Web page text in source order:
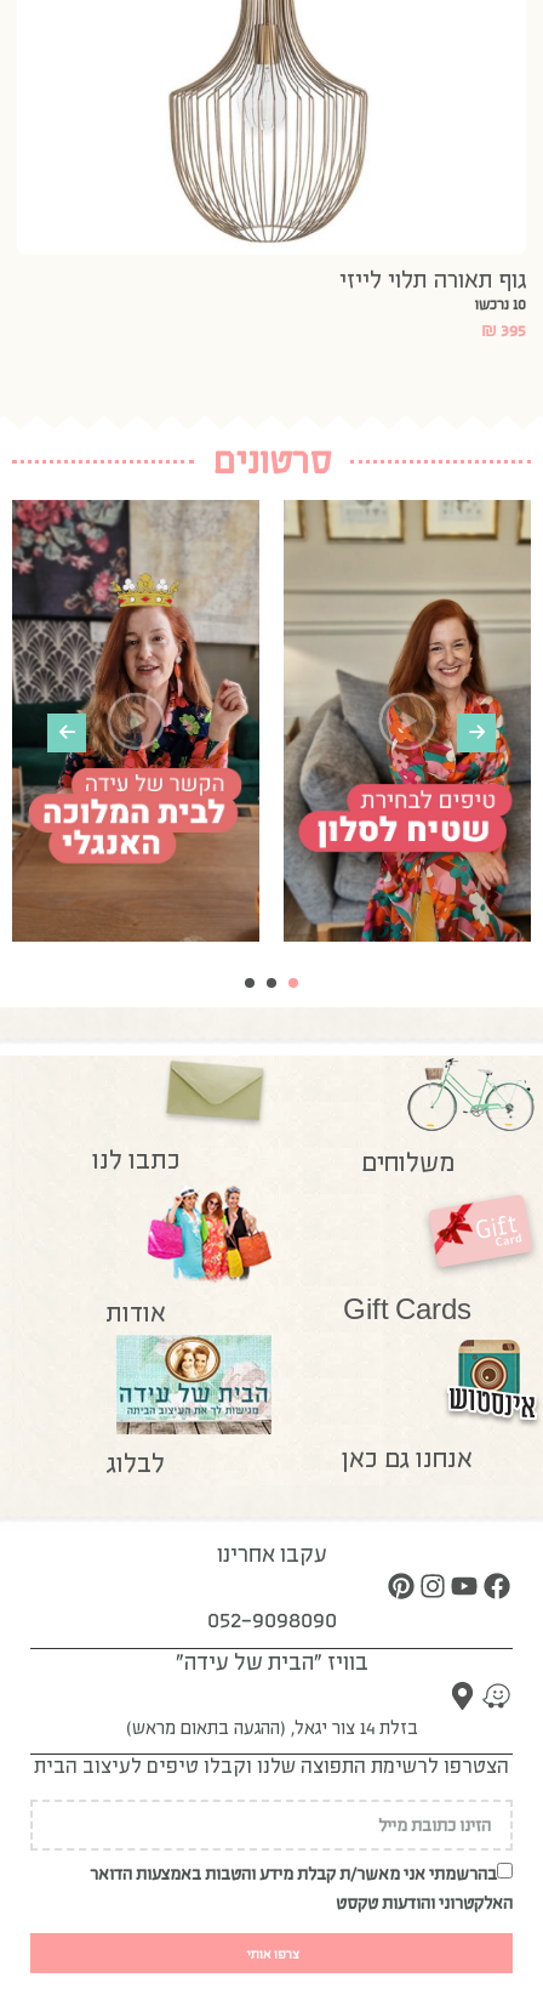
גוף תאורה תלוי לייזי
10 נרכשו
₪ 395
סרטונים
משלוחים כתבו לנו
Gift Cards אודות
אנחנו גם כאן לבלוג
עקבו אחרינו
052-9098090
בוויז "הבית של עידה"
בזלת 14 צור יגאל, (ההגעה בתאום מראש)
הצטרפו לרשימת התפוצה שלנו וקבלו טיפים לעיצוב הבית
בהרשמתי אני מאשר/ת קבלת מידע והטבות באמצעות הדואר
האלקטרוני והודעות טקסט
צרפו אותי